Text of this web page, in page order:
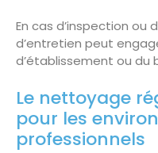
En cas d’inspection ou
d’entretien peut
d’établissement ou du
Le nettoyage
pour les
professionnels